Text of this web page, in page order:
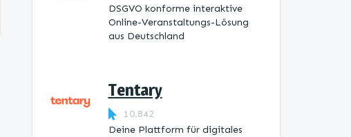
DSGVO konforme interaktive
Online-Veranstaltungs-Lösung
aus Deutschland
Tentary
10.842
Deine Plattform für digitales